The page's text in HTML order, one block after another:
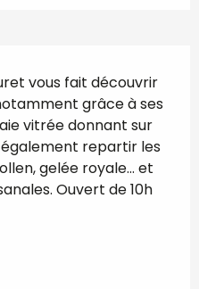
vous fait découvrir
grâce à ses
vitrée donnant sur
repartir les
gelée royale... et
Ouvert de 10h